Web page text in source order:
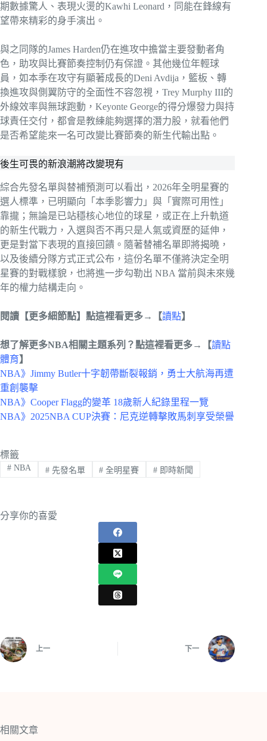
期數據驚人、表現火燙的Kawhi Leonard，同能在鋒線有
望帶來精彩的身手演出。
與之同隊的James Harden仍在進攻中擔當主要發動者角
色，助攻與比賽節奏控制仍有保證。其他幾位年輕球
員，如本季在攻守有顯著成長的Deni Avdija，籃板、轉
換進攻與側翼防守的全面性不容忽視，Trey Murphy III的
外線效率與無球跑動，Keyonte George的得分爆發力與持
球責任交付，都會是教練能夠選擇的潛力股，就看他們
是否希望能來一名可改變比賽節奏的新生代輸出點。
後生可畏的新浪潮將改變現有
綜合先發名單與替補預測可以看出，2026年全明星賽的
選人標準，已明顯向「本季影響力」與「實際可用性」
靠攏；無論是已站穩核心地位的球星，或正在上升軌道
的新生代戰力，入選與否不再只是人氣或資歷的延伸，
更是對當下表現的直接回饋。隨著替補名單即將揭曉，
以及後續分隊方式正式公布，這份名單不僅將決定全明
星賽的對戰樣貌，也將進一步勾勒出 NBA 當前與未來幾
年的權力結構走向。
閱讀【更多細節點】點這裡看更多→【讀點】
想了解更多NBA相關主題系列？點這裡看更多→【讀點
體育】
NBA》Jimmy Butler十字韌帶斷裂報銷，勇士大航海再遭
重創襲擊
NBA》Cooper Flagg的變革 18歲新人紀錄里程一覽
NBA》2025NBA CUP決賽：尼克逆轉擊敗馬刺享受榮譽
標籤
#NBA #先發名單 # 全明星賽 # 即時新聞
分享你的喜愛
上一 下一
相關文章